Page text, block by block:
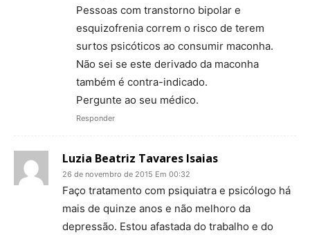
Pessoas com transtorno bipolar e
esquizofrenia correm o risco de terem
surtos psicóticos ao consumir maconha.
Não sei se este derivado da maconha
também é contra-indicado.
Pergunte ao seu médico.
Responder
Luzia Beatriz Tavares Isaias
26 de novembro de 2015 Em 00:32
Faço tratamento com psiquiatra e psicólogo há
mais de quinze anos e não melhoro da
depressão. Estou afastada do trabalho e do